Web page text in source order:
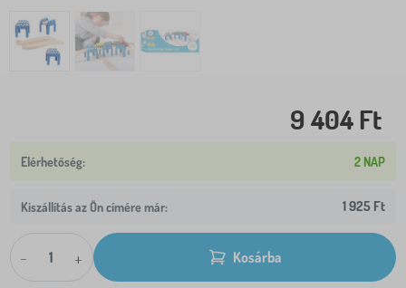
9 404 Ft
2 NAP
Kiszállítás az Ön címére már: 1 925 Ft
- + Kosárba